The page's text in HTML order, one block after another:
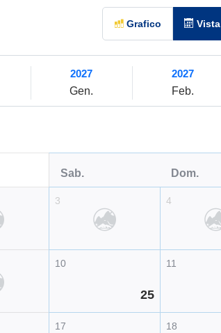
Grafico
2027
Gen.
2027
Feb.
Sab.
3
10
25
17
Dom.
4
11
18